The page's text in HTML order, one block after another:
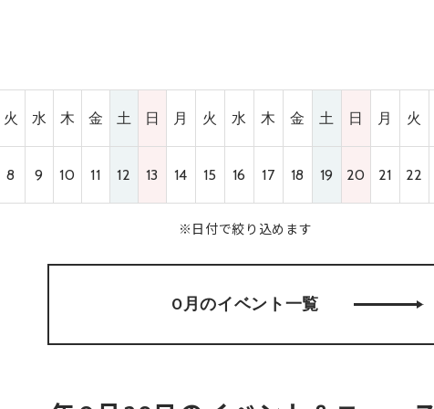
火 水 木 金 土 日 月 火 水 木 金 土 日 月 火
8 9 10 11 12 13 14 15 16 17 18 19 20 21 22
※日付で絞り込めます
0月のイベント一覧